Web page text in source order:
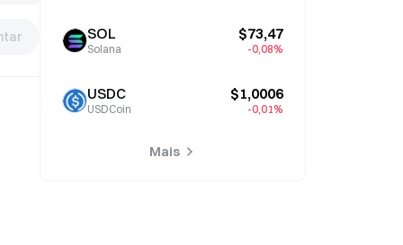
SOL
Solana
$73,47
-0,08%
USDC
USDCoin
$1,0006
-0,01%
Mais